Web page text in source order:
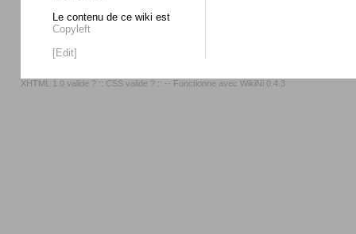
Le contenu de ce wiki est
Copyleft
[Edit]
XHTML 1.0 valide ? :: CSS valide ? :: -- Fonctionne avec WikiNi 0.4.3